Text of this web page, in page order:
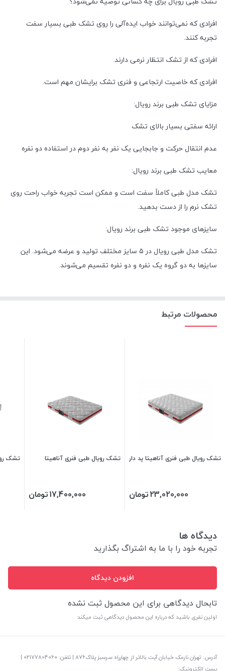
افرادی که نمی‌توانند خواب ایده‌آلی را روی تشک طبی بسیار سفت
تجربه کنند.
افرادی که از تشک انتظار نرمی دارند.
افرادی که خاصیت ارتجاعی و فنری تشک برایشان مهم است.
مزایای تشک طبی برند رویال:
ارائه سفتی بسیار بالای تشک
عدم انتقال حرکت و جابجایی یک نفر به نفر دوم در استفاده دو نفره
معایب تشک طبی برند رویال:
تشک مدل طبی کاملاً سفت است و ممکن است تجربه خواب راحت روی
تشک نرم را از دست بدهید.
سایزهای موجود تشک طبی برند رویال:
تشک مدل طبی رویال در ۵ سایز مختلف تولید و عرضه می‌شود. این
سایزها به دو گروه یک نفره و دو نفره تقسیم می‌شوند.
محصولات مرتبط
تشک رویال طبی فنری آناهیتا پد دار
23,020,000تومان
تشک رویال طبی فنری آناهیتا
17,400,000تومان
تشک
دیدگاه ها
تجربه خود را با ما به اشتراگ بگذارید
افزودن دیدگاه
تابحال دیدگاهی برای این محصول ثبت نشده
اولین نفری باشید که درباره این محصول دیدگاهی ثبت میکند
آدرس: تهران نارمک خیابان آیت بالاتر از چهارراه سرسبز پلاک876 | تلفن: ‎02177804060 |
پست الکترونیک: